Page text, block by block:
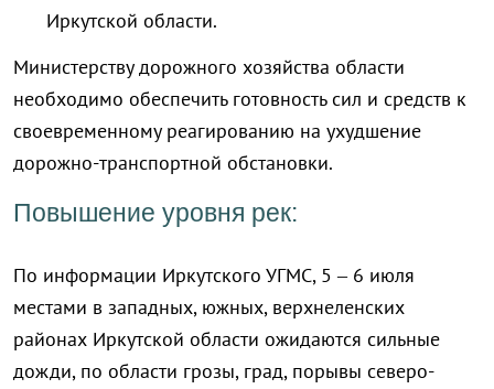
Иркутской области.
Министерству дорожного хозяйства области
необходимо обеспечить готовность сил и средств к
своевременному реагированию на ухудшение
дорожно-транспортной обстановки.
Повышение уровня рек:
По информации Иркутского УГМС, 5 – 6 июля
местами в западных, южных, верхнеленских
районах Иркутской области ожидаются сильные
дожди, по области грозы, град, порывы северо-